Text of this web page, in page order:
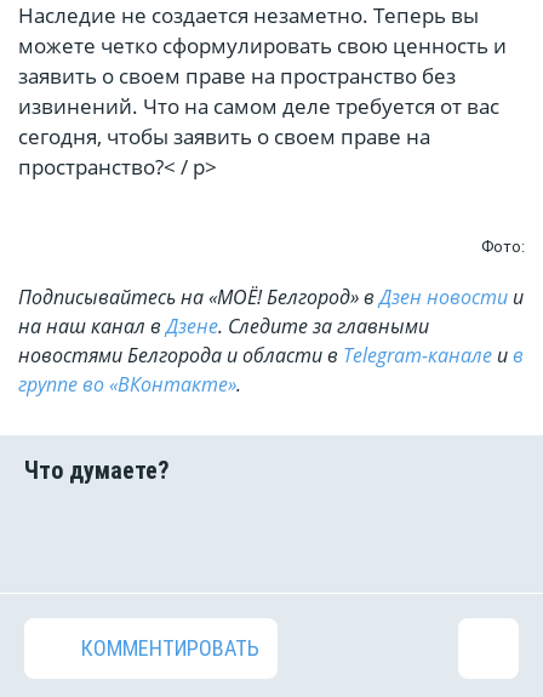
Наследие не создается незаметно. Теперь вы
можете четко сформулировать свою ценность и
заявить о своем праве на пространство без
извинений. Что на самом деле требуется от вас
сегодня, чтобы заявить о своем праве на
пространство?< / p>
Фото:
Подписывайтесь на «МОЁ! Белгород» вДзен новости и
на наш канал вДзене. Cледите за главными
новостями Белгорода и области в Telegram-канале ив
группе во «ВКонтакте».
КОММЕНТИРОВАТЬ